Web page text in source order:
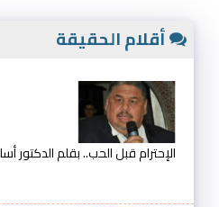
أقلام الحقيقة
الإحترام قبل الحب.. بقلم الدكتور